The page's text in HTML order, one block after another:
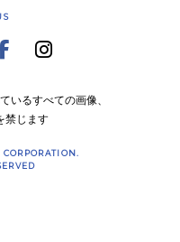
いるすべての画像、
禁じます